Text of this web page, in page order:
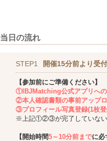
当日の流れ
STEP1 開催15分前より受
【参加前にご準備ください】
①IBJMatching公式アプリへ
②本人確認書類の事前アップ
③プロフィール写真登録(1枚
※上記①②③が完了していない
【開始時間5～10分前までに必